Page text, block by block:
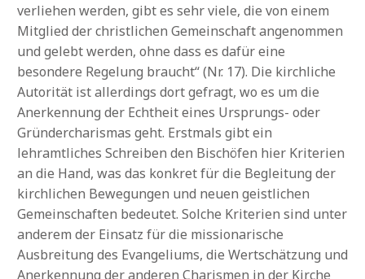
verliehen werden, gibt es sehr viele, die von einem
Mitglied der christlichen Gemeinschaft angenommen
und gelebt werden, ohne dass es dafür eine
besondere Regelung braucht“ (Nr. 17). Die kirchliche
Autorität ist allerdings dort gefragt, wo es um die
Anerkennung der Echtheit eines Ursprungs- oder
Gründercharismas geht. Erstmals gibt ein
lehramtliches Schreiben den Bischöfen hier Kriterien
an die Hand, was das konkret für die Begleitung der
kirchlichen Bewegungen und neuen geistlichen
Gemeinschaften bedeutet. Solche Kriterien sind unter
anderem der Einsatz für die missionarische
Ausbreitung des Evangeliums, die Wertschätzung und
Anerkennung der anderen Charismen in der Kirche